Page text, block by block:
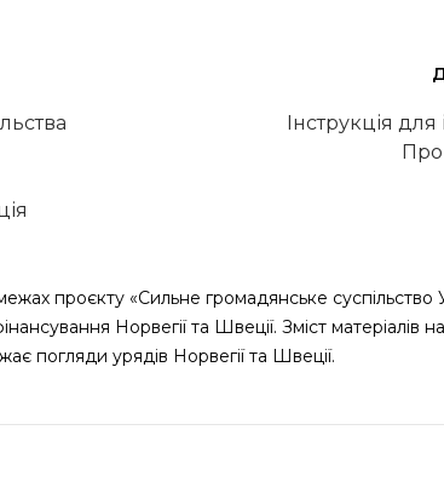
Інструкція
проєкту «Сильне громадянське суспільство
Норвегії та Швеції. Зміст матеріалів
погляди урядів Норвегії та Швеції.